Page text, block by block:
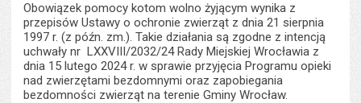
Obowiązek pomocy kotom wolno żyjącym wynika z
przepisów Ustawy o ochronie zwierząt z dnia 21 sierpnia
1997 r. (z późn. zm.). Takie działania są zgodne z intencją
uchwały nr LXXVIII/2032/24 Rady Miejskiej Wrocławia z
dnia 15 lutego 2024 r. w sprawie przyjęcia Programu opieki
nad zwierzętami bezdomnymi oraz zapobiegania
bezdomności zwierząt na terenie Gminy Wrocław.